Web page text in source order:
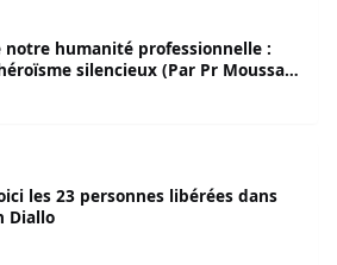
notre humanité professionnelle :
silencieux (Par Pr Moussa
les 23 personnes libérées dans
Diallo